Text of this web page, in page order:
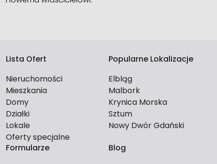
Lista Ofert
Nieruchomości
Mieszkania
Domy
Działki
Lokale
Oferty specjalne
Popularne Lokalizacje
Elbląg
Malbork
Krynica Morska
Sztum
Nowy Dwór Gdański
Formularze
Blog